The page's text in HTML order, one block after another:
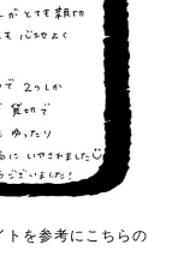
トを参考にこちらの